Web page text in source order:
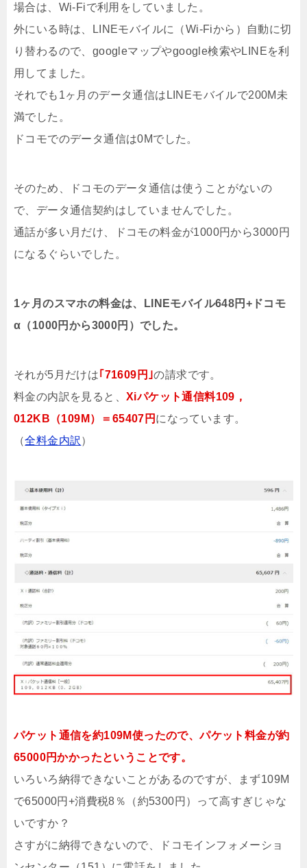
場合は、Wi-Fiで利用をしていました。
外にいる時は、LINEモバイルに（Wi-Fiから）自動に切
り替わるので、googleマップやgoogle検索やLINEを利
用してました。
それでも1ヶ月のデータ通信はLINEモバイルで200M未
満でした。
ドコモでのデータ通信は0Mでした。
そのため、ドコモのデータ通信は使うことがないの
で、データ通信契約はしていませんでした。
通話が多い月だけ、ドコモの料金が1000円から3000円
になるぐらいでした。
1ヶ月のスマホの料金は、LINEモバイル648円+ドコモ
α（1000円から3000円）でした。
それが5月だけは｢71609円｣の請求です。
料金の内訳を見ると、 Xiパケット通信料109，
012KB（109M）＝65407円 になっています。
（全料金内訳 ）
パケット通信を約109M使ったので、パケット料金が約
65000円かかったということです。
いろいろ納得できないことがあるのですが、まず109M
で65000円+消費税8％（約5300円）って高すぎじゃな
いですか？
さすがに納得できないので、ドコモインフォメーショ